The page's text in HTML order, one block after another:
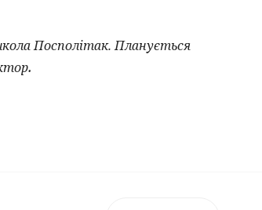
Посполітак. Планується
.